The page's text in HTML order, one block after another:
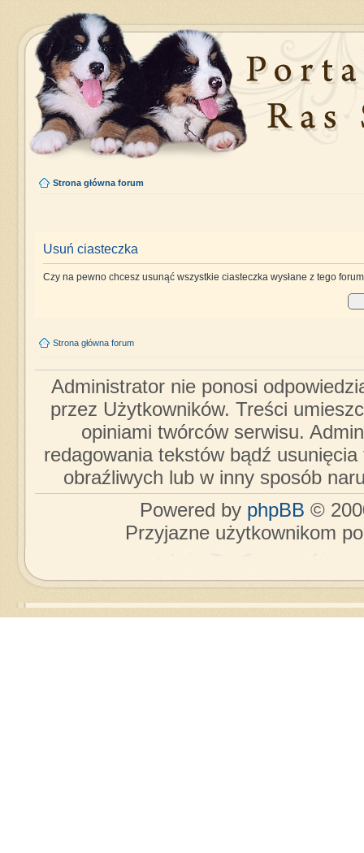
Strona główna forum
Usuń ciasteczka
Czy na pewno chcesz usunąć wszystkie ciasteczka wysłane z tego
Strona główna forum
Administrator nie ponosi
przez Użytkowników. Treści
opiniami twórców serwisu.
redagowania tekstów bądź
obraźliwych lub w inny sposób
Powered by phpBB ©
Przyjazne użytkownikom